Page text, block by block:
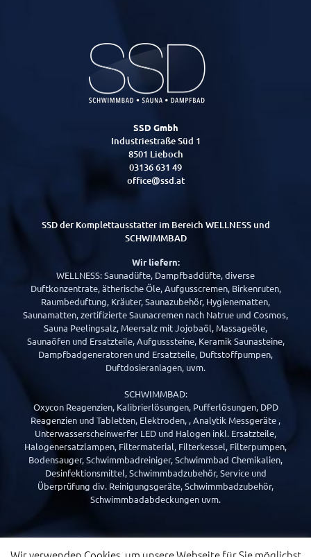
SSD Gmbh
Industriestraße Süd 1
8501 Lieboch
03136 631 49
office@ssd.at
SSD der Komplettausstatter im Bereich WELLNESS und
SCHWIMMBAD
Wir liefern:
WELLNESS: Saunadüfte, Dampfbaddüfte, diverse
Duftkonzentrate, ätherische Öle, Aufgusscremen, Birkenruten,
Raumbeduftung, Kräuter, Saunazubehör, Hygienematten,
Saunamatten, zertifizierte Saunacremen nach Natrue und Cosmos,
Sauna Peelingsalz, Meersalz mit Jojobaöl, Massageöle,
Saunaöfen und Ersatzteile, Aufgusssteine, Keramik Saunasteine,
Dampfbadgeneratoren und Ersatzteile, Duftstoffpumpen,
Duftdosieranlagen, uvm.
SCHWIMMBAD:
Oxycon Reagenzien, Kalibrierlösungen, Pufferlösungen, DPD
Reagenzien und Tabletten, Elektroden, , Analytik Messgeräte ,
Unterwasserscheinwerfer LED und Halogen inkl. Ersatzteile,
Halogenersatzlampen, Filtermaterial, Filterkessel, Filterpumpen,
Bodensauger, Schwimmbadreiniger, Schwimmbad Chemikalien,
Desinfektionsmittel, Schwimmbadzubehör, Service und
Überprüfung div. Reinigungsgeräte, Schwimmbadzubehör,
Schwimmbadabdeckungen uvm.